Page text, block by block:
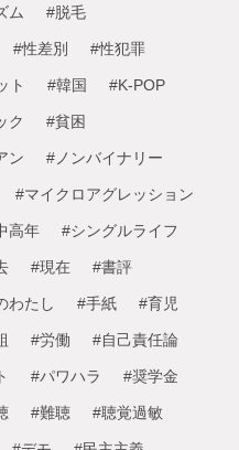
ム #脱毛
#性差別 #性犯罪
ト #韓国 #K-POP
ク #貧困
ン #ノンバイナリー
#マイクロアグレッション
高年 #シングルライフ
#現在 #書評
わたし #手紙 #育児
#労働 #自己責任論
#パワハラ #奨学金
#難聴 #聴覚過敏